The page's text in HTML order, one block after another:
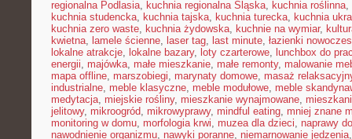
regionalna Podlasia, kuchnia regionalna Śląska, kuchnia roślinna,
kuchnia studencka, kuchnia tajska, kuchnia turecka, kuchnia
kuchnia zero waste, kuchnia żydowska, kuchnie na wymiar,
kwietna, lamele ścienne, laser tag, last minute, łazienki
lokalne atrakcje, lokalne bazary, loty czarterowe, lunchbox do
energii, majówka, małe mieszkanie, małe remonty, malowanie
mapa offline, marszobiegi, marynaty domowe, masaż
industrialne, meble klasyczne, meble modułowe, meble
medytacja, miejskie rośliny, mieszkanie wynajmowane,
jelitowy, mikroogród, mikrowyprawy, mindful eating, mniej znane
monitoring w domu, morfologia krwi, muzea dla dzieci, naprawy
nawodnienie organizmu, nawyki poranne, niemarnowanie jedzenia